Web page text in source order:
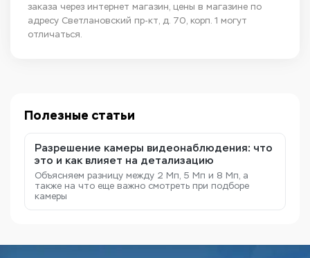
заказа через интернет магазин, цены в магазине по
адресу Светлановский пр-кт, д. 70, корп. 1 могут
отличаться.
Полезные статьи
Разрешение камеры видеонаблюдения: что
это и как влияет на детализацию
Объясняем разницу между 2 Мп, 5 Мп и 8 Мп, а
также на что еще важно смотреть при подборе
камеры